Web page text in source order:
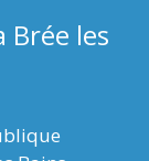
Brée les